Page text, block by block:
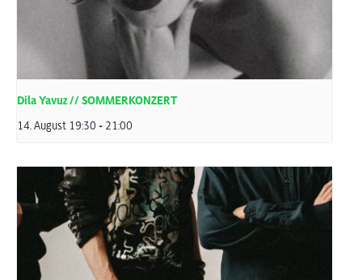
Dila Yavuz // SOMMERKONZERT
14. August 19:30 - 21:00